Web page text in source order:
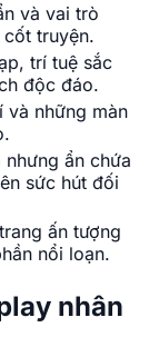
và vai trò
truyện.
trí tuệ sắc
độc đáo.
và những màn
ẩn chứa
sức hút đối
ấn tượng
nổi loạn.
nhân